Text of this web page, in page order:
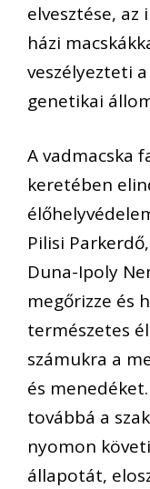
elvesztése, az
házi
veszélyezteti
genetikai
A vadmacska
keretében
Pilisi
Duna-Ipoly
megőrizze és
természetes
számukra a
és
továbbá a
nyomon
állapotát,